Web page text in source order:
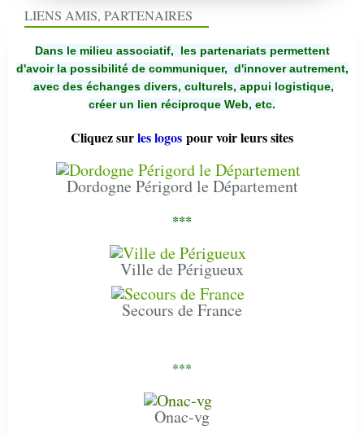
LIENS AMIS, PARTENAIRES
Dans le milieu associatif, les partenariats permettent
d'avoir la possibilité de communiquer, d'innover autrement,
avec des échanges divers, culturels, appui logistique,
créer un lien réciproque Web, etc.
Cliquez surles logos pour voir leurs sites
Dordogne Périgord le Département
***
Ville de Périgueux
Secours de France
***
Onac-vg